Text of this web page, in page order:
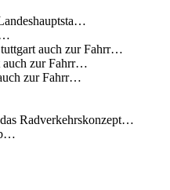
auch zur Fahrr…
auch zur Fahrr…
zur Fahrr…
Radverkehrskonzept…
b…